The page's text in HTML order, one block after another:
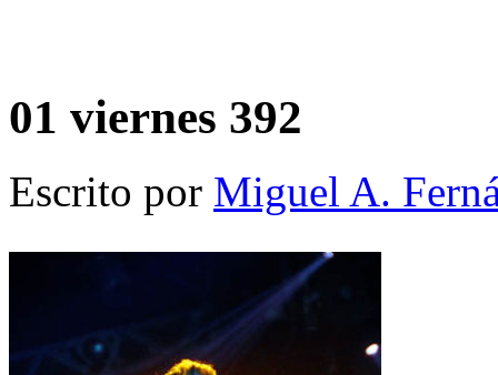
01 viernes 392
Escrito por Miguel A.